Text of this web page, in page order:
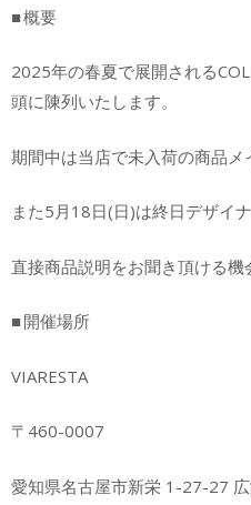
■ 概要
2025年の春夏で展開される
頭に陳列いたします。
期間中は当店で未入荷の商品メ
また5月18日(日)は終日デザイ
直接商品説明をお聞き頂ける機
■ 開催場所
VIARESTA
〒460-0007
愛知県名古屋市新栄 1-27-27